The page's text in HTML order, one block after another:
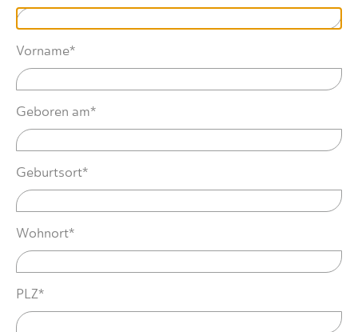
Vorname*
Geboren am*
Geburtsort*
Wohnort*
PLZ*